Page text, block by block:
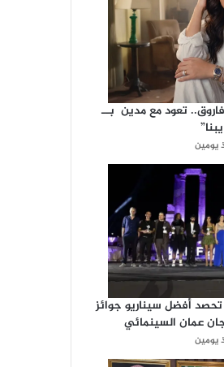
تعود مع مدين بــ
يومين
أفضل سيناريو جوائز
عمان السينمائي
يومين